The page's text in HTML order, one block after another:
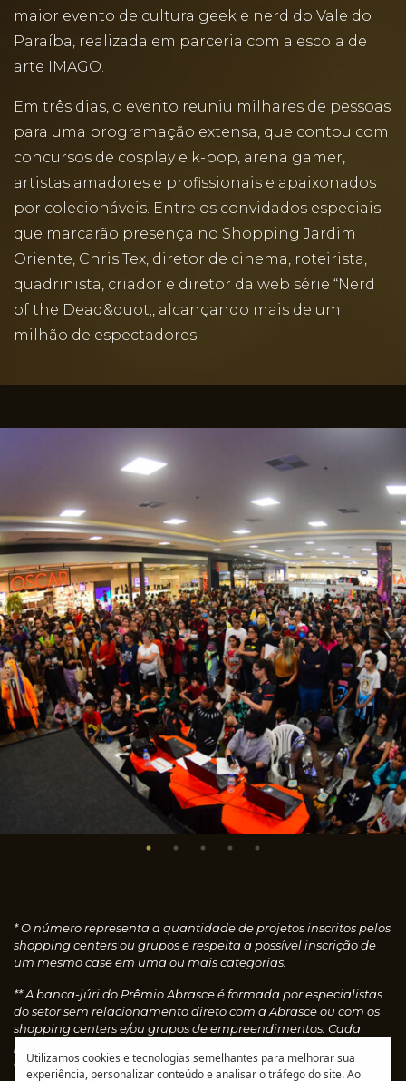
maior evento de cultura geek e nerd do Vale do
Paraíba, realizada em parceria com a escola de
arte IMAGO.
Em três dias, o evento reuniu milhares de pessoas
para uma programação extensa, que contou com
concursos de cosplay e k-pop, arena gamer,
artistas amadores e profissionais e apaixonados
por colecionáveis. Entre os convidados especiais
que marcarão presença no Shopping Jardim
Oriente, Chris Tex, diretor de cinema, roteirista,
quadrinista, criador e diretor da web série “Nerd
of the Dead&quot;, alcançando mais de um
milhão de espectadores.
* O número representa a quantidade de projetos inscritos pelos
shopping centers ou grupos e respeita a possível inscrição de
um mesmo case em uma ou mais categorias.
** A banca-júri do Prêmio Abrasce é formada por especialistas
do setor sem relacionamento direto com a Abrasce ou com os
shopping centers e/ou grupos de empreendimentos. Cada
concedendo notas, que são calculadas automaticamente e
Utilizamos cookies e tecnologias semelhantes para melhorar sua
experiência, personalizar conteúdo e analisar o tráfego do site. Ao